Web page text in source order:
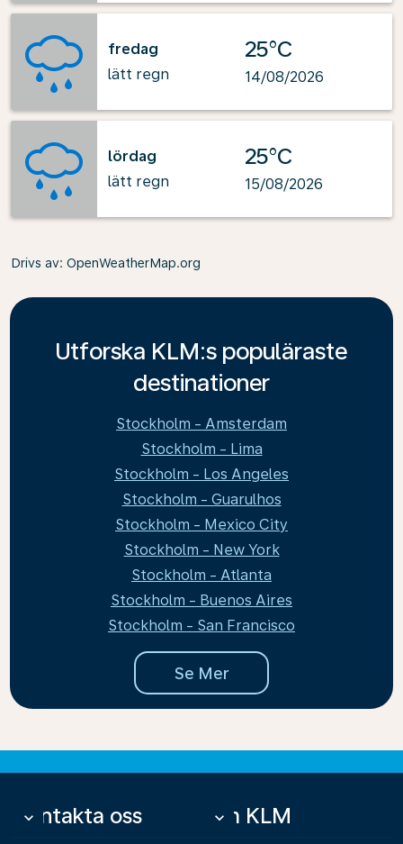
fredag
lätt regn
25°C
14/08/2026
lördag
lätt regn
25°C
15/08/2026
Drivs av: OpenWeatherMap.org
Utforska KLM:s populäraste
destinationer
Stockholm - Amsterdam
Stockholm - Lima
Stockholm - Los Angeles
Stockholm - Guarulhos
Stockholm - Mexico City
Stockholm - New York
Stockholm - Atlanta
Stockholm - Buenos Aires
Stockholm - San Francisco
Se Mer
Kontakta oss
keyboard_arrow_down Om KLM
keyboard_arrow_down